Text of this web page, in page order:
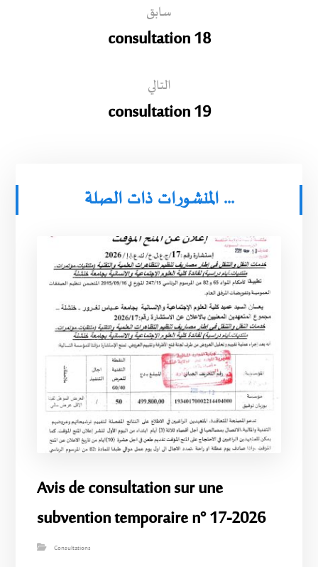
سابق
consultation 18
التالي
consultation 19
المنشورات ذات الصلة ...
Avis de consultation sur une
subvention temporaire n° 17-2026
Consultations